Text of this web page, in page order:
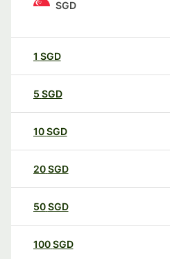
SGD
1 SGD
5 SGD
10SGD
20SGD
50SGD
100SGD